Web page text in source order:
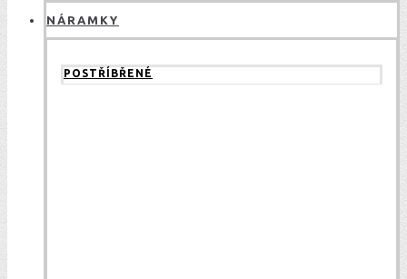
NÁRAMKY
POSTŘÍBŘENÉ